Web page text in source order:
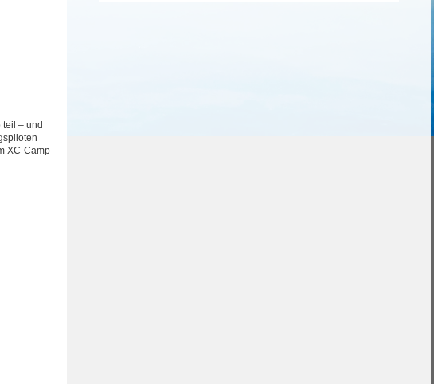
– und
XC-Camp